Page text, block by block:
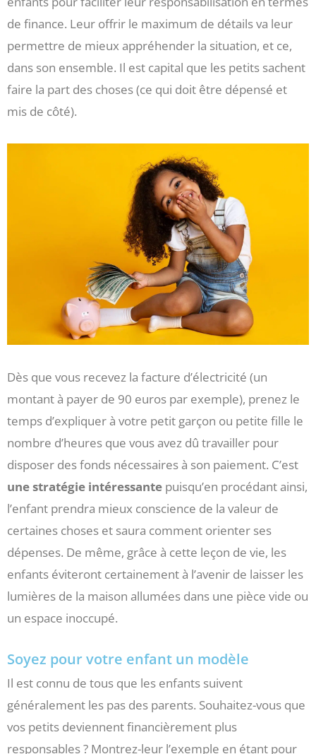
de finance. Leur offrir le maximum de détails va leur
permettre de mieux appréhender la situation, et ce,
dans son ensemble. Il est capital que les petits sachent
faire la part des choses (ce qui doit être dépensé et
mis de côté).
Dès que vous recevez la facture d’électricité (un
montant à payer de 90 euros par exemple), prenez le
temps d’expliquer à votre petit garçon ou petite fille le
nombre d’heures que vous avez dû travailler pour
disposer des fonds nécessaires à son paiement. C’est
une stratégie intéressante puisqu’en procédant ainsi,
l’enfant prendra mieux conscience de la valeur de
certaines choses et saura comment orienter ses
dépenses. De même, grâce à cette leçon de vie, les
enfants éviteront certainement à l’avenir de laisser les
lumières de la maison allumées dans une pièce vide ou
un espace inoccupé.
Soyez pour votre enfant un modèle
Il est connu de tous que les enfants suivent
généralement les pas des parents. Souhaitez-vous que
vos petits deviennent financièrement plus
responsables ? Montrez-leur l’exemple en étant pour